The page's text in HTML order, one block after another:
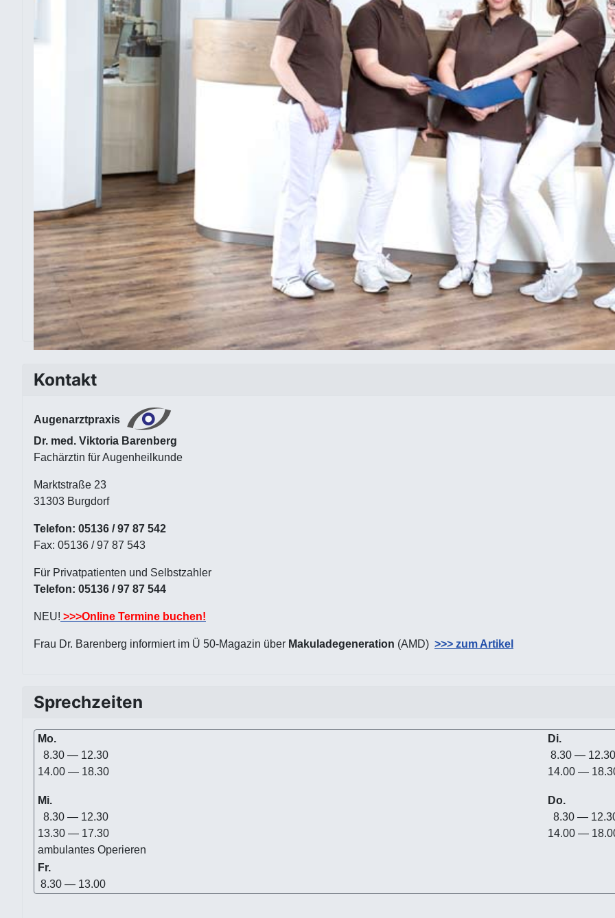
Kontakt
Augenarztpraxis
Dr. med. Viktoria Barenberg
Fachärztin für Augenheilkunde
Marktstraße 23
31303 Burgdorf
Telefon: 05136 / 97 87 542
Fax: 05136 / 97 87 543
Für Privatpatienten und Selbstzahler
Telefon: 05136 / 97 87 544
NEU! >>>Online Termine buchen!
Frau Dr. Barenberg informiert im Ü 50-Magazin über Makuladegeneration (AMD) >>> zum Artikel
Sprechzeiten
Mo.
8.30 — 12.30
14.00 — 18.30
Di.
8.30 —
14.00 —
Mi.
8.30 — 12.30
13.30 — 17.30
ambulantes Operieren
Do.
8.30 —
14.00 —
Fr.
8.30 — 13.00